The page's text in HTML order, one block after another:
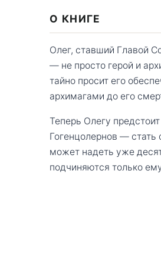
О КНИГЕ
Олег, ставший Главой
— не просто герой и
тайно просит его
архимагами до его
Теперь Олегу
Гогенцолернов — стать
может надеть уже
подчиняются только